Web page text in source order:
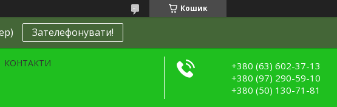
Кошик
Зателефонувати!
КОНТАКТИ
+380 (63) 602-37-13
+380 (97) 290-59-10
+380 (50) 130-71-81